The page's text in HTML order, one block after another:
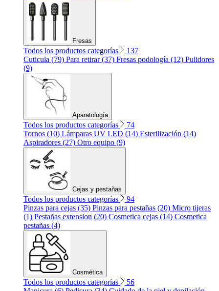
Fresas
Todos los productos categorías
137
Cuticula (79) Para retirar (37) Fresas podología (12) Pulidores
(9)
Aparatología
Todos los productos categorías
74
Tornos (10) Lámparas UV LED (14) Esterilización (14)
Aspiradores (27) Otro equipo (9)
Cejas y pestañas
Todos los productos categorías
94
Pinzas para cejas (35) Pinzas para pestañas (20) Micro tijeras
(1) Pestañas extension (20) Cosmetica cejas (14) Cosmetica
pestañas (4)
Cosmética
Todos los productos categorías
56